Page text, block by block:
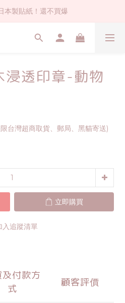
各種有趣的打洞器
本製貼紙！還不買爆
免運(台灣地區)
透印章-動物
台灣超商取貨、郵局、黑貓寄送)
立即購買
入追蹤清單
及付款方
式
顧客評價